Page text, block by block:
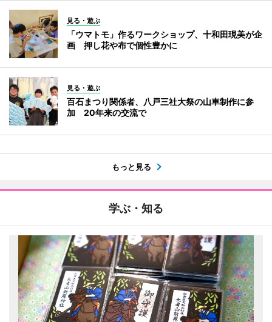
見る・遊ぶ
「ウマトモ」作るワークショップ、十和田現美が企
画 押し花や布で個性豊かに
見る・遊ぶ
百石まつり関係者、八戸三社大祭の山車制作に参
加 20年来の交流で
もっと見る
学ぶ・知る